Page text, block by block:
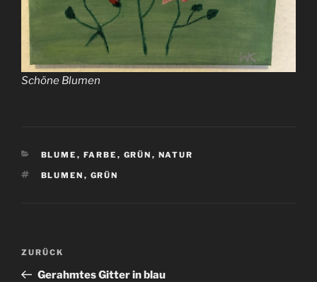
Schöne Blumen
KATEGORIEN
BLUME , FARBE , GRÜN , NATUR
SCHLAGWÖRTER
BLUMEN , GRÜN
Beitragsnavigation
Vorheriger
Beitrag
ZURÜCK
Gerahmtes Gitter in blau